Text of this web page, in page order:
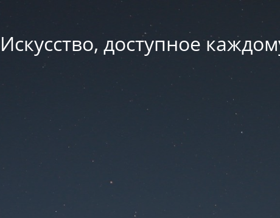
Искусство, доступное